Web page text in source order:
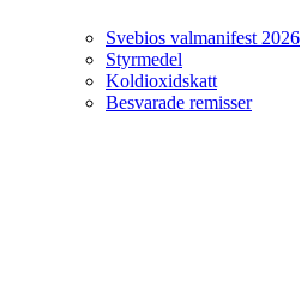
Svebios valmanifest 2026
Styrmedel
Koldioxidskatt
Besvarade remisser